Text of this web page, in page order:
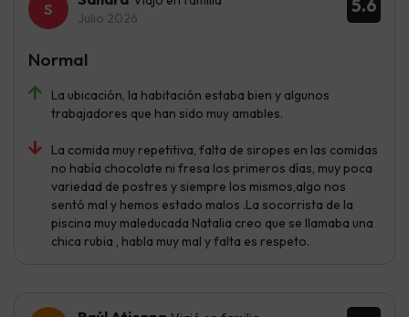
5.6
Julio 2026
La ubicación, la habitación estaba bien y algunos
trabajadores que han sido muy amables.
La comida muy repetitiva, falta de siropes en las comidas
no había chocolate ni fresa los primeros días, muy poca
variedad de postres y siempre los mismos,algo nos
sentó mal y hemos estado malos .La socorrista de la
piscina muy maleducada Natalia creo que se llamaba una
chica rubia , habla muy mal y falta es respeto.
Normal